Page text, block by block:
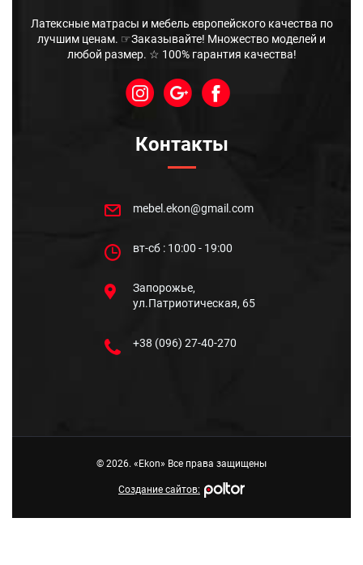
Латексные матрасы и мебель европейского качества по
лучшим ценам. ☞Заказывайте! Множество моделей и
любой размер. ☆ 100% гарантия качества!
Контакты
mebel.ekon@gmail.com
вт-сб : 10:00 - 19:00
Запорожье,
ул.Патриотическая, 65
+38 (096) 27-40-270
© 2026. «Ekon» Все права защищены
Создание сайтов: